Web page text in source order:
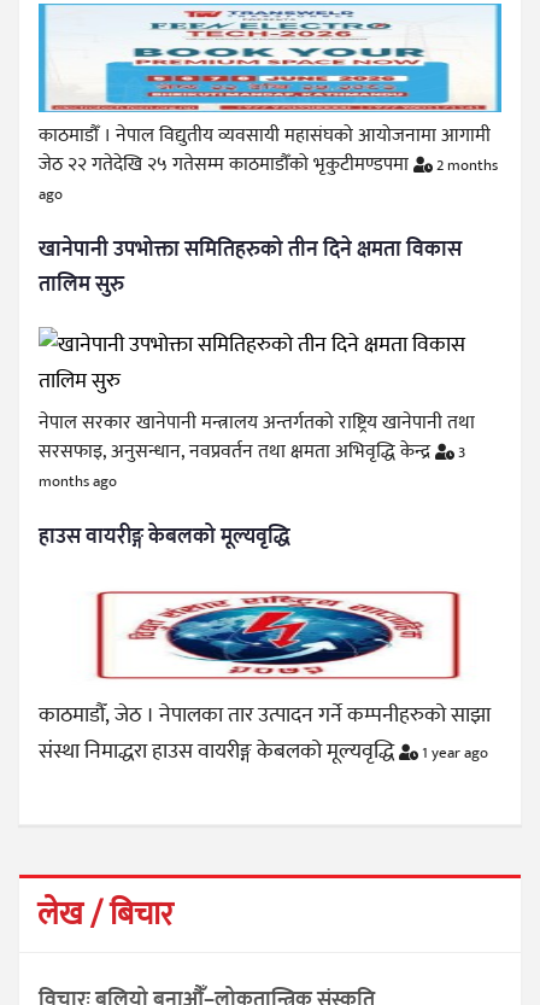
काठमाडौँ । नेपाल विद्युतीय व्यवसायी महासंघको आयोजनामा आगामी
जेठ २२ गतेदेखि २५ गतेसम्म काठमाडौँको भृकुटीमण्डपमा
2 months
ago
खानेपानी उपभोक्ता समितिहरुको तीन दिने क्षमता विकास
तालिम सुरु
नेपाल सरकार खानेपानी मन्त्रालय अन्तर्गतको राष्ट्रिय खानेपानी तथा
सरसफाइ, अनुसन्धान, नवप्रवर्तन तथा क्षमता अभिवृद्धि केन्द्र
3
months ago
हाउस वायरीङ्ग केबलको मूल्यवृद्धि
काठमाडौँ, जेठ । नेपालका तार उत्पादन गर्ने कम्पनीहरुको साझा
संस्था निमाद्धरा हाउस वायरीङ्ग केबलको मूल्यवृद्धि
1 year ago
लेख / बिचार